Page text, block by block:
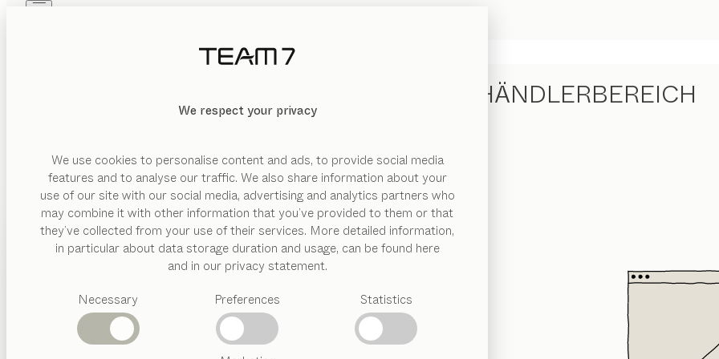
We respect your privacy
We use cookies to personalise content and ads, to provide social media
features and to analyse our traffic. We also share information about your
use of our site with our social media, advertising and analytics partners who
may combine it with other information that you’ve provided to them or that
they’ve collected from your use of their services. More detailed information,
in particular about data storage duration and usage, can be found here
and in our privacy statement.
Necessary
Preferences Statistics
Esstische
Küchen
Regale
Betten
PRODUKTE
ÜBER UNS
HÄNDLER
TEAM 7 HÄNDLERBEREICH